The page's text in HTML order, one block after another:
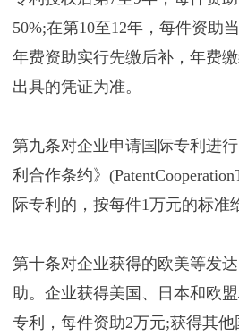
50%;在第10至12年，每件资助
年费资助实行先缴后补，年费
出具的凭证为准。
第九条对企业申请国际专利进
利合作条约》
际专利的，按每件1万元的标准
第十条对企业获得的欧美等发
助。企业获得美国、日本和欧
专利，每件资助2万元;获得其